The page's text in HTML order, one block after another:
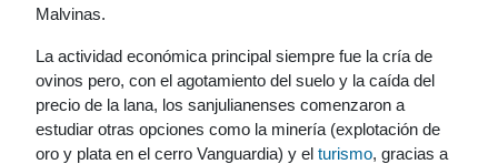
Malvinas.
La actividad económica principal siempre fue la cría de
ovinos pero, con el agotamiento del suelo y la caída del
precio de la lana, los sanjulianenses comenzaron a
estudiar otras opciones como la minería (explotación de
oro y plata en el cerro Vanguardia) y el turismo, gracias a